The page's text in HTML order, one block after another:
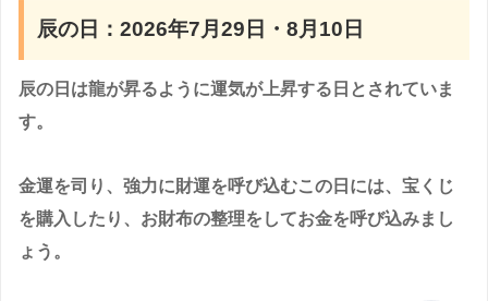
辰の日：2026年7月29日・8月10日
辰の日は龍が昇るように運気が上昇する日とされていま
す。
金運を司り、強力に財運を呼び込むこの日には、宝くじ
を購入したり、お財布の整理をしてお金を呼び込みまし
ょう。